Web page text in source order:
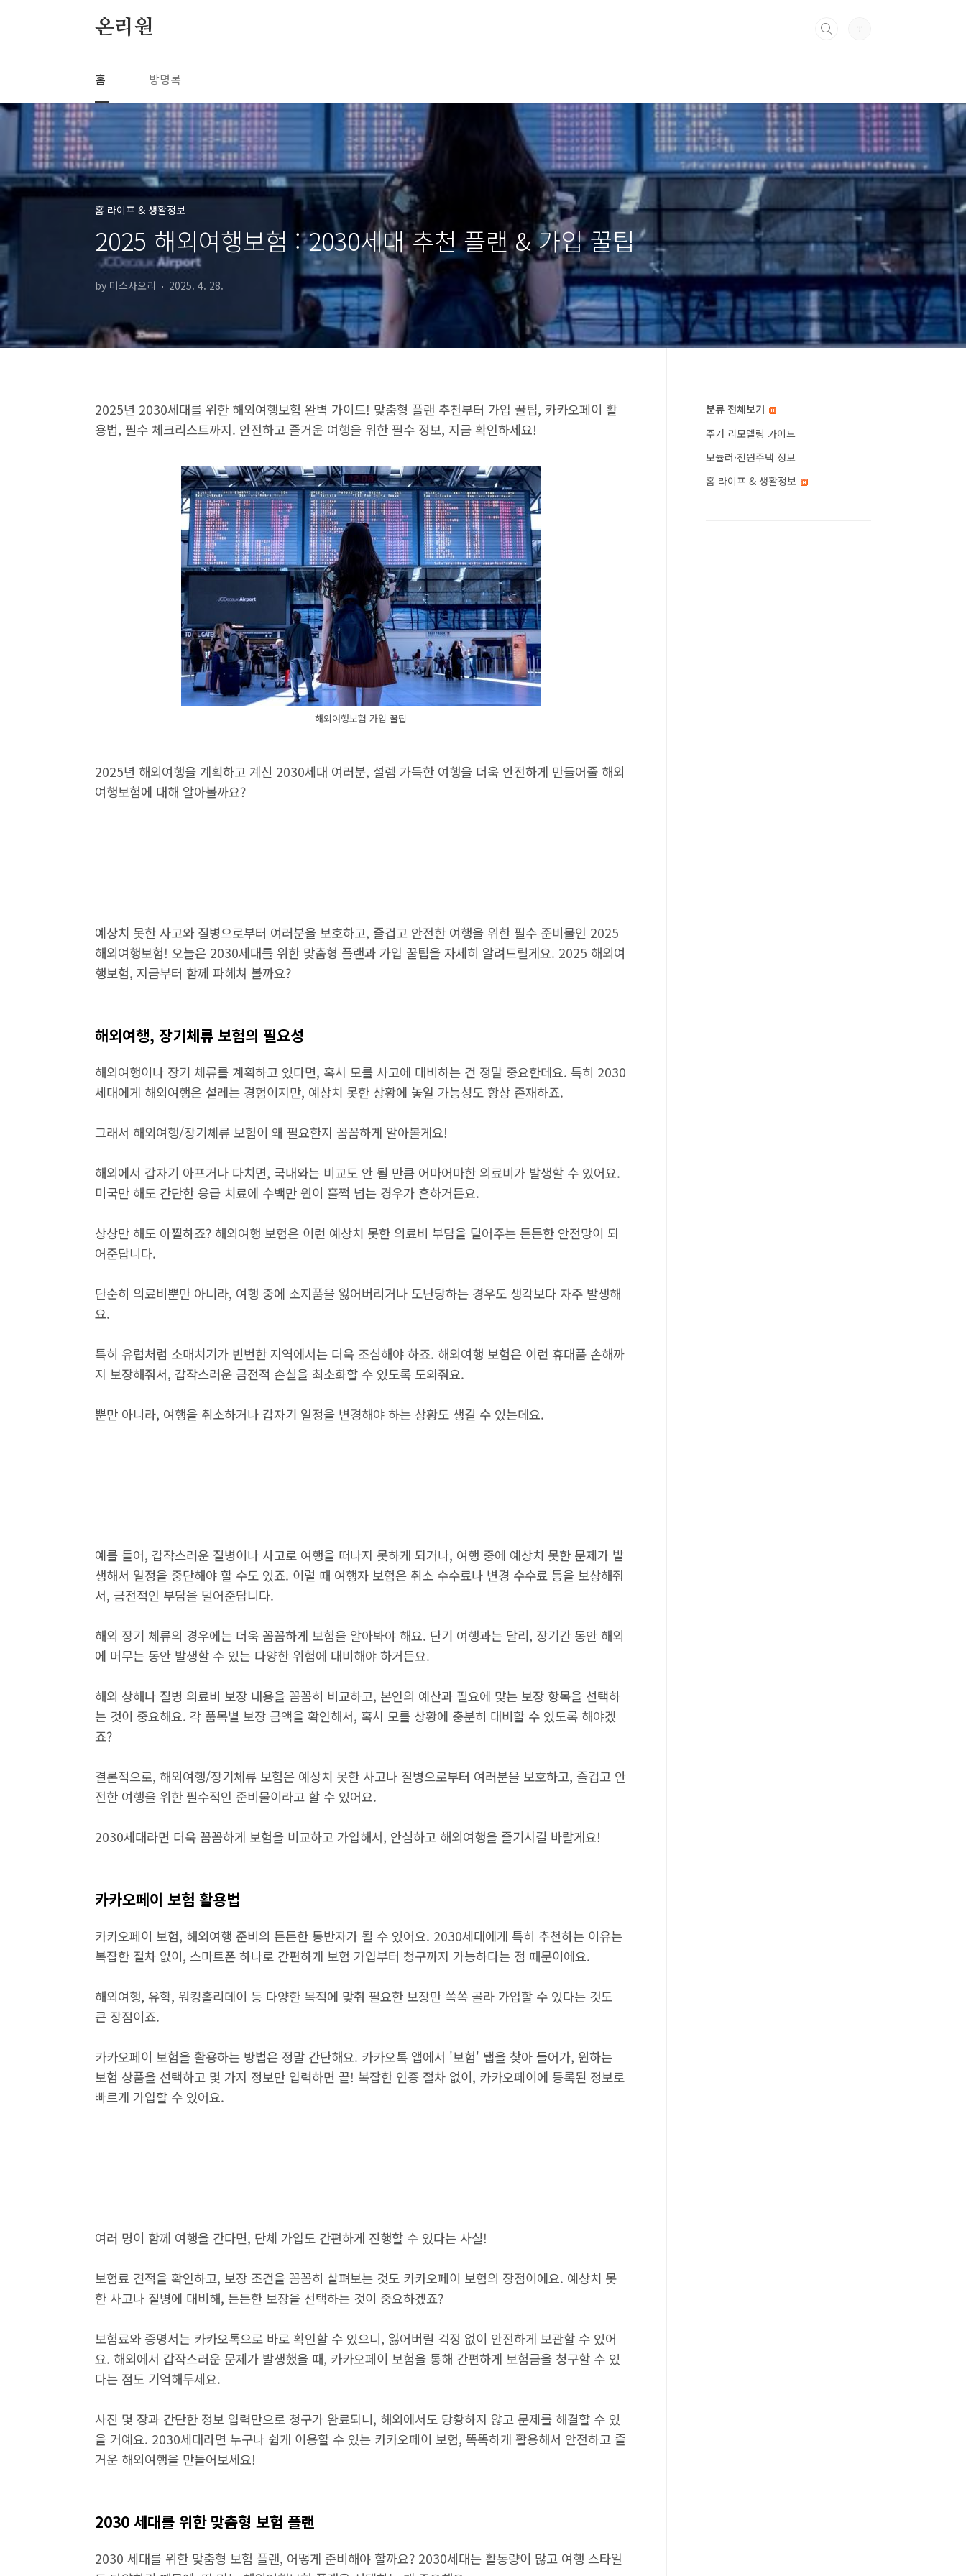
온리원
홈 방명록
홈 라이프 & 생활정보
2025 해외여행보험 : 2030세대 추천 플랜 & 가입 꿀팁
by 미스사오리 2025. 4. 28.
2025년 2030세대를 위한 해외여행보험 완벽 가이드! 맞춤형 플랜 추천부터 가입 꿀팁, 카카오페이 활
용법, 필수 체크리스트까지. 안전하고 즐거운 여행을 위한 필수 정보, 지금 확인하세요!
해외여행보험 가입 꿀팁
2025년 해외여행을 계획하고 계신 2030세대 여러분, 설렘 가득한 여행을 더욱 안전하게 만들어줄 해외
여행보험에 대해 알아볼까요?
예상치 못한 사고와 질병으로부터 여러분을 보호하고, 즐겁고 안전한 여행을 위한 필수 준비물인 2025
해외여행보험! 오늘은 2030세대를 위한 맞춤형 플랜과 가입 꿀팁을 자세히 알려드릴게요. 2025 해외여
행보험, 지금부터 함께 파헤쳐 볼까요?
해외여행, 장기체류 보험의 필요성
해외여행이나 장기 체류를 계획하고 있다면, 혹시 모를 사고에 대비하는 건 정말 중요한데요. 특히 2030
세대에게 해외여행은 설레는 경험이지만, 예상치 못한 상황에 놓일 가능성도 항상 존재하죠.
그래서 해외여행/장기체류 보험이 왜 필요한지 꼼꼼하게 알아볼게요!
해외에서 갑자기 아프거나 다치면, 국내와는 비교도 안 될 만큼 어마어마한 의료비가 발생할 수 있어요.
미국만 해도 간단한 응급 치료에 수백만 원이 훌쩍 넘는 경우가 흔하거든요.
상상만 해도 아찔하죠? 해외여행 보험은 이런 예상치 못한 의료비 부담을 덜어주는 든든한 안전망이 되
어준답니다.
단순히 의료비뿐만 아니라, 여행 중에 소지품을 잃어버리거나 도난당하는 경우도 생각보다 자주 발생해
요.
특히 유럽처럼 소매치기가 빈번한 지역에서는 더욱 조심해야 하죠. 해외여행 보험은 이런 휴대품 손해까
지 보장해줘서, 갑작스러운 금전적 손실을 최소화할 수 있도록 도와줘요.
뿐만 아니라, 여행을 취소하거나 갑자기 일정을 변경해야 하는 상황도 생길 수 있는데요.
예를 들어, 갑작스러운 질병이나 사고로 여행을 떠나지 못하게 되거나, 여행 중에 예상치 못한 문제가 발
생해서 일정을 중단해야 할 수도 있죠. 이럴 때 여행자 보험은 취소 수수료나 변경 수수료 등을 보상해줘
서, 금전적인 부담을 덜어준답니다.
해외 장기 체류의 경우에는 더욱 꼼꼼하게 보험을 알아봐야 해요. 단기 여행과는 달리, 장기간 동안 해외
에 머무는 동안 발생할 수 있는 다양한 위험에 대비해야 하거든요.
해외 상해나 질병 의료비 보장 내용을 꼼꼼히 비교하고, 본인의 예산과 필요에 맞는 보장 항목을 선택하
는 것이 중요해요. 각 품목별 보장 금액을 확인해서, 혹시 모를 상황에 충분히 대비할 수 있도록 해야겠
죠?
결론적으로, 해외여행/장기체류 보험은 예상치 못한 사고나 질병으로부터 여러분을 보호하고, 즐겁고 안
전한 여행을 위한 필수적인 준비물이라고 할 수 있어요.
2030세대라면 더욱 꼼꼼하게 보험을 비교하고 가입해서, 안심하고 해외여행을 즐기시길 바랄게요!
카카오페이 보험 활용법
카카오페이 보험, 해외여행 준비의 든든한 동반자가 될 수 있어요. 2030세대에게 특히 추천하는 이유는
복잡한 절차 없이, 스마트폰 하나로 간편하게 보험 가입부터 청구까지 가능하다는 점 때문이에요.
해외여행, 유학, 워킹홀리데이 등 다양한 목적에 맞춰 필요한 보장만 쏙쏙 골라 가입할 수 있다는 것도
큰 장점이죠.
카카오페이 보험을 활용하는 방법은 정말 간단해요. 카카오톡 앱에서 '보험' 탭을 찾아 들어가, 원하는
보험 상품을 선택하고 몇 가지 정보만 입력하면 끝! 복잡한 인증 절차 없이, 카카오페이에 등록된 정보로
빠르게 가입할 수 있어요.
여러 명이 함께 여행을 간다면, 단체 가입도 간편하게 진행할 수 있다는 사실!
보험료 견적을 확인하고, 보장 조건을 꼼꼼히 살펴보는 것도 카카오페이 보험의 장점이에요. 예상치 못
한 사고나 질병에 대비해, 든든한 보장을 선택하는 것이 중요하겠죠?
보험료와 증명서는 카카오톡으로 바로 확인할 수 있으니, 잃어버릴 걱정 없이 안전하게 보관할 수 있어
요. 해외에서 갑작스러운 문제가 발생했을 때, 카카오페이 보험을 통해 간편하게 보험금을 청구할 수 있
다는 점도 기억해두세요.
사진 몇 장과 간단한 정보 입력만으로 청구가 완료되니, 해외에서도 당황하지 않고 문제를 해결할 수 있
을 거예요. 2030세대라면 누구나 쉽게 이용할 수 있는 카카오페이 보험, 똑똑하게 활용해서 안전하고 즐
거운 해외여행을 만들어보세요!
2030 세대를 위한 맞춤형 보험 플랜
2030 세대를 위한 맞춤형 보험 플랜, 어떻게 준비해야 할까요? 2030세대는 활동량이 많고 여행 스타일
분류 전체보기
주거 리모델링 가이드
모듈러·전원주택 정보
홈 라이프 & 생활정보